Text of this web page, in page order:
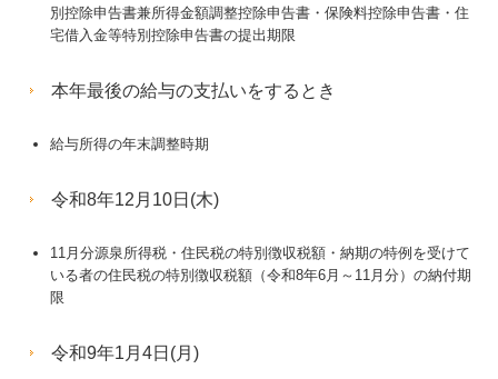
別控除申告書兼所得金額調整控除申告書・保険料控除申告書・住
宅借入金等特別控除申告書の提出期限
本年最後の給与の支払いをするとき
給与所得の年末調整時期
令和8年12月10日(木)
11月分源泉所得税・住民税の特別徴収税額・納期の特例を受けて
いる者の住民税の特別徴収税額（令和8年6月～11月分）の納付期
限
令和9年1月4日(月)